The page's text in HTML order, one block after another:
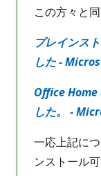
イ
ン
この方々と
プレインス
した -
Office Home
した。 -
一応上記に
ンストール可